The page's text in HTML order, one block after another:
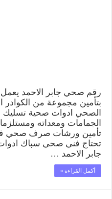
رقم صحي جابر الاحمد يعمل
بتأمين مجموعة من
الصحي ادوات صحية
الجمامات ومعداته
تأمين ورشات صرف صحي
تحتاج فني صحي سباك
جابر الاحمد …
أكمل القراءة »